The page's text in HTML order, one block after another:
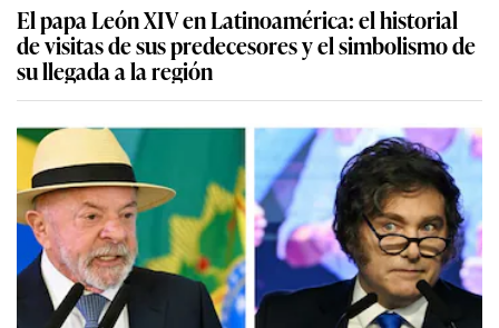
El papa León XIV en Latinoamérica: el historial
de visitas de sus predecesores y el simbolismo de
su llegada a la región